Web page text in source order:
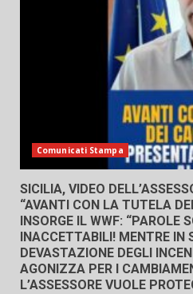
Comunicati Stampa
SICILIA, VIDEO
“AVANTI CON LA TUTELA
INSORGE IL WWF: “PAROLE
INACCETTABILI! MENTRE
DEVASTAZIONE DEGLI
AGONIZZA PER I
L’ASSESSORE VUOLE